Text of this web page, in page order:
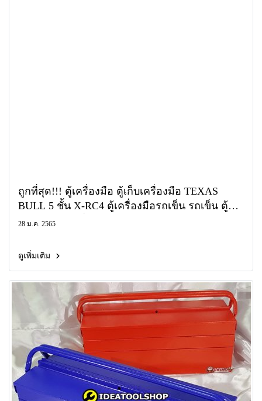
ถูกที่สุด!!! ตู้เครื่องมือ ตู้เก็บเครื่องมือ TEXAS
BULL 5 ชั้น X-RC4 ตู้เครื่องมือรถเข็น รถเข็น ตู้
เก็บอุปกรณ์เครื่องมือ
28 ม.ค. 2565
ดูเพิ่มเติม